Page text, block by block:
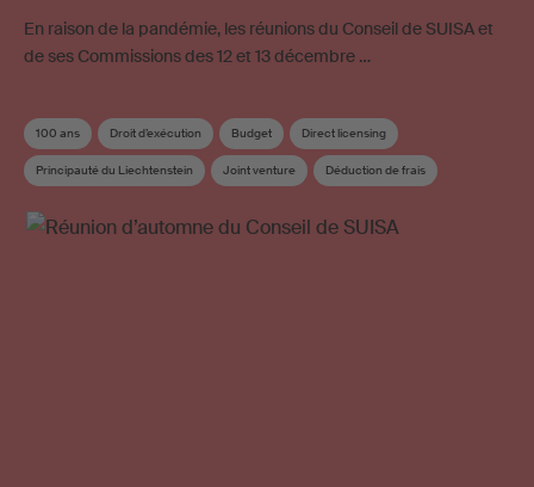
En raison de la pandémie, les réunions du Conseil de SUISA et
de ses Commissions des 12 et 13 décembre …
100 ans Droit d’exécution Budget Direct licensing
Principauté du Liechtenstein Joint venture Déduction de frais